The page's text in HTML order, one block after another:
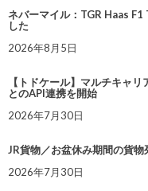
ネバーマイル：TGR Haas
した
2026年8月5日
【トドケール】マルチキャ
とのAPI連携を開始
2026年7月30日
JR貨物／お盆休み期間の貨
2026年7月30日